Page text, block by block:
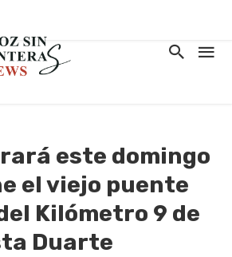
este domingo
el viejo puente
Kilómetro 9 de
Duarte